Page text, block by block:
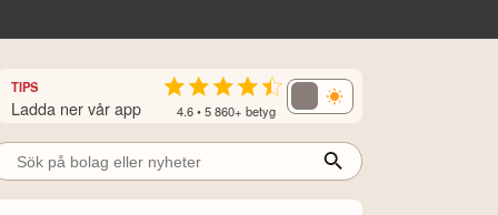
TIPS
Ladda ner vår app 4.6 • 5 860+ betyg